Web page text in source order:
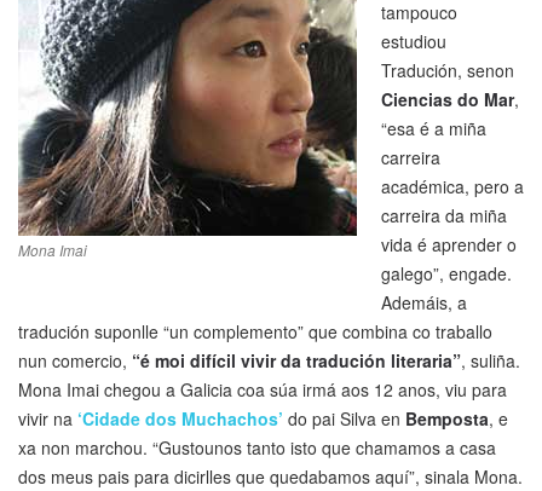
Mona Imai
tampouco
estudiou
Tradución, senon
Ciencias do Mar,
“esa é a miña
carreira
académica, pero a
carreira da miña
vida é aprender o
galego”, engade.
Ademáis, a
tradución suponlle “un complemento” que combina co traballo
nun comercio, “é moi difícil vivir da tradución literaria”, suliña.
Mona Imai chegou a Galicia coa súa irmá aos 12 anos, viu para
vivir na ‘Cidade dos Muchachos’ do pai Silva en Bemposta, e
xa non marchou. “Gustounos tanto isto que chamamos a casa
dos meus pais para dicirlles que quedabamos aquí”, sinala Mona.